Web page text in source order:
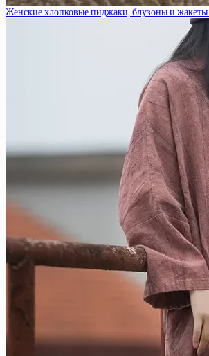
Женские хлопковые пиджаки, блузоны и жакеты